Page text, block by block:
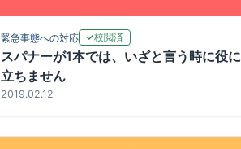
緊急事態への対応 校閲済
スパナーが1本では、いざと言う時に役に
立ちません
2019.02.12